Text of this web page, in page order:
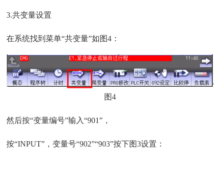
3.共变量设置
在系统找到菜单“共变量”如图4：
图4
然后按“变量编号”输入“901”，
按“INPUT”，变量号“902”“903”按下图3设置：